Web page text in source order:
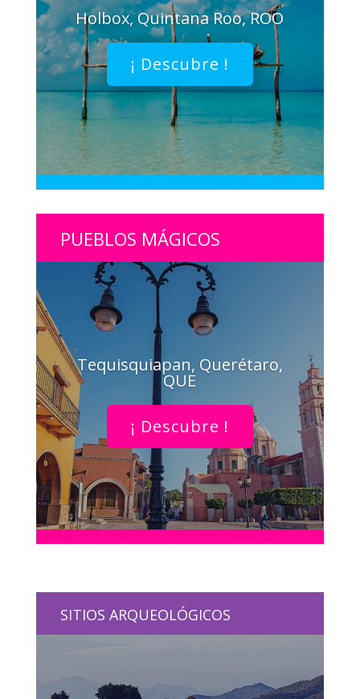
Holbox, Quintana Roo, ROO
¡ Descubre !
PUEBLOS MÁGICOS
Tequisquiapan, Querétaro,
QUE
¡ Descubre !
SITIOS ARQUEOLÓGICOS